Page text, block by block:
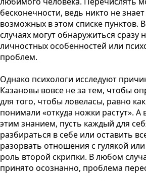
бесконечности, ведь никто не
возможных в этом списке пунктов.
случаях могут обнаружиться сразу
личностных особенностей или
проблем.
Однако психологи исследуют
Казановы вовсе не за тем, чтобы
для того, чтобы ловеласы, равно
понимали «откуда ножки растут». А
этим знанием, пусть каждый для
разбираться в себе или оставить
разорвать отношения с гулякой или
роль второй скрипки. В любом
принято осознанно, проблема